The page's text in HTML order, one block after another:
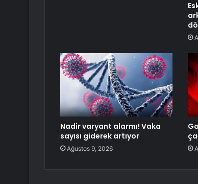
Nadir varyant alarmı! Vaka
sayısı giderek artıyor
Ağustos 9, 2026